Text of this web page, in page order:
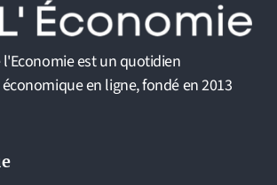
est un quotidien
en ligne, fondé en 2013